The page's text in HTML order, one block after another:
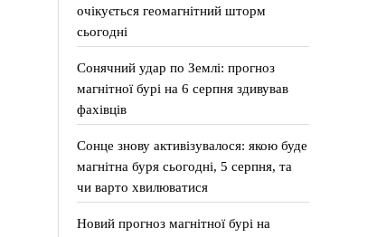
очікується геомагнітний шторм
сьогодні
Сонячний удар по Землі: прогноз
магнітної бурі на 6 серпня здивував
фахівців
Сонце знову активізувалося: якою буде
магнітна буря сьогодні, 5 серпня, та
чи варто хвилюватися
Новий прогноз магнітної бурі на